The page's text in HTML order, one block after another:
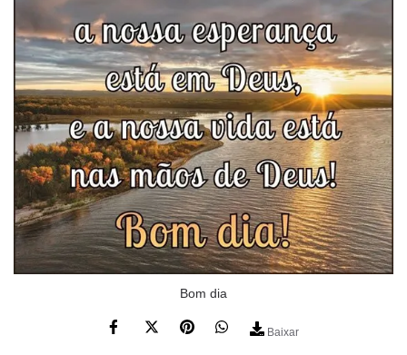
Bom dia
Baixar